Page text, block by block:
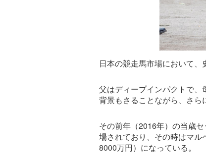
日本の競走馬市場において、
父はディープインパクトで
背景もさることながら、さら
その前年（2016年）の当歳
場されており、その時はマ
8000万円）になっている。